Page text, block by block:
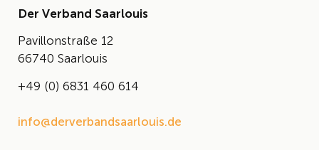
Der Verband Saarlouis
Pavillonstraße 12
66740 Saarlouis
+49 (0) 6831 460 614
info@derverbandsaarlouis.de